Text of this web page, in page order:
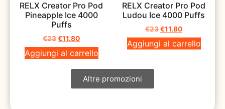
RELX Creator Pro Pod
Pineapple Ice 4000
Puffs
€23€11.80
Aggiungi al carrello
RELX Creator Pro Pod
Ludou Ice 4000 Puffs
€23€11.80
Aggiungi al carrello
Altre promozioni